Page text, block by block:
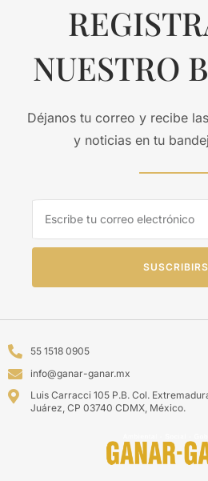
NUESTRO
Déjanos tu correo y recibe
y noticias en tu
55 1518 0905
info@ganar-ganar.mx
Luis Carracci 105 P.B. Col.
Juárez, CP 03740 CDMX, México.